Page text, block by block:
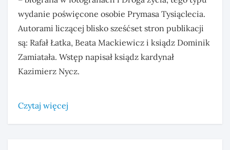
wydanie poświęcone osobie Prymasa Tysiąclecia.
Autorami liczącej blisko sześćset stron publikacji
są: Rafał Łatka, Beata Mackiewicz i ksiądz Dominik
Zamiatała. Wstęp napisał ksiądz kardynał
Kazimierz Nycz.
Czytaj więcej